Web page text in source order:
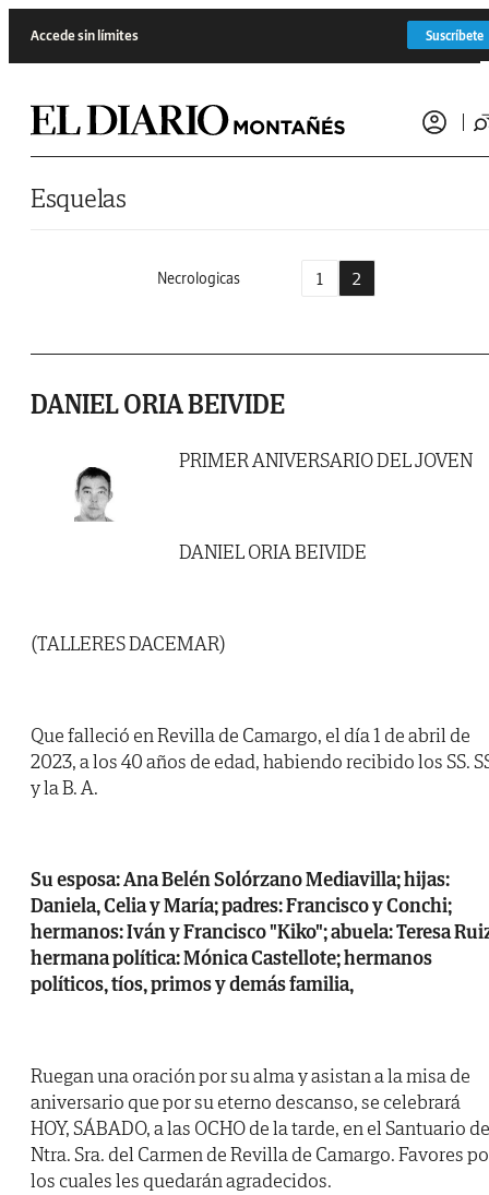
Accede sin límites Suscríbete
Esquelas
Necrologicas 1 2
DANIEL ORIA BEIVIDE
PRIMER ANIVERSARIO DEL JOVEN
DANIEL ORIA BEIVIDE
(TALLERES DACEMAR)
Que falleció en Revilla de Camargo, el día 1 de abril de
2023, a los 40 años de edad, habiendo recibido los SS.
y la B. A.
Su esposa: Ana Belén Solórzano Mediavilla; hijas:
Daniela, Celia y María; padres: Francisco y Conchi;
hermanos: Iván y Francisco "Kiko"; abuela: Teresa
hermana política: Mónica Castellote; hermanos
políticos, tíos, primos y demás familia,
Ruegan una oración por su alma y asistan a la misa de
aniversario que por su eterno descanso, se celebrará
HOY, SÁBADO, a las OCHO de la tarde, en el Santuario de
Ntra. Sra. del Carmen de Revilla de Camargo. Favores
los cuales les quedarán agradecidos.